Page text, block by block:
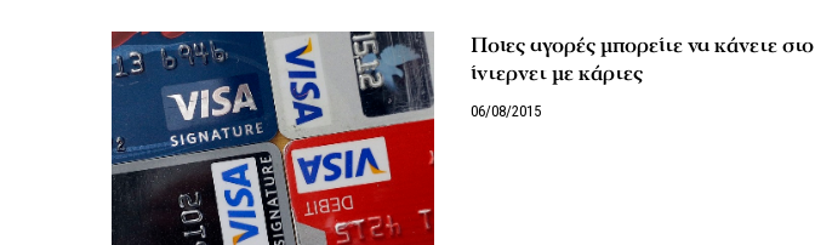
Ποιες αγορές μπορείτε να κάνετε στο
ίντερνετ με κάρτες
06/08/2015